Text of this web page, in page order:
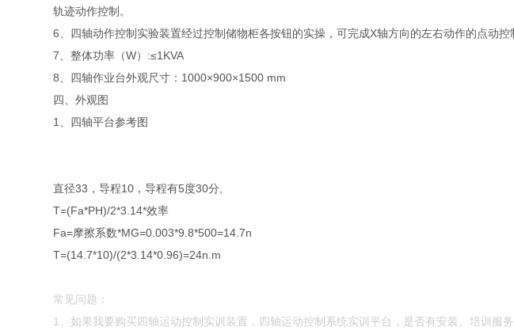
轨迹动作控制。
6、四轴动作控制实验装置经过控制储物柜各按钮的实操，可完成X轴方向的左右动作的点动
7、整体功率（W）:≤1KVA
8、四轴作业台外观尺寸：1000×900×1500 mm
四、外观图
1、四轴平台参考图
直径33，导程10，导程有5度30分,
T=(Fa*PH)/2*3.14*效率
Fa=摩擦系数*MG=0.003*9.8*500=14.7n
T=(14.7*10)/(2*3.14*0.96)=24n.m
常见问题：
1、如果我要购买四轴运动控制实训装置，四轴运动控制系统实训平台，是否有安装、培训服务